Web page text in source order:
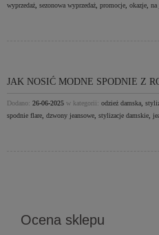
wyprzedaż sezonowa wyprzedaż promocje okazje na
JAK NOSIĆ MODNE SPODNIE Z
Dodano: 26-06-2025 w kategorii: odzież damska
spodnie flare dzwony jeansowe stylizacje damskie
Ocena sklepu